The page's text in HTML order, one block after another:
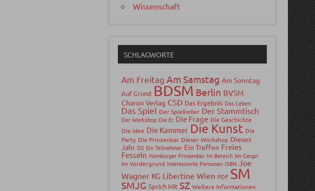
Wissenschaft
SCHLAGWORTE
Am Freitag Am Samstag Am Sonntag
Auf Grund BDSM Berlin BVSM
Charon Verlag CSD Das Ergebnis Das Leben
Das Spiel Der Spielkeller Der Stammtisch
Der Workshop Die Er Die Frage Die Geschichte
Die Idee Die Kammer Die Kunst Die
Party Die Prinzenbar Dieser Workshop Dieses
Jahr DS Ein Teilnehmer Ein Treffen Freies
Fesseln Hamburger Prinzenbar Im Bereich Im Gespr
Im Vordergrund Interessierte Personen ISBN
Joe
Wagner KG Libertine Wien PDF SM
SMJG Sprich Mit SZ Weitere Informationen